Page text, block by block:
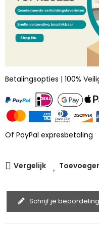
Betalingsopties | 100%
Of PayPal expresbetaling
Vergelijk
Schrijf je beoordeling